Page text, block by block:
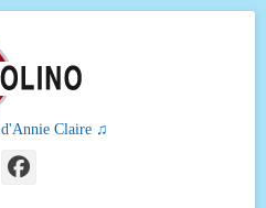
Claire ♫
Facebook